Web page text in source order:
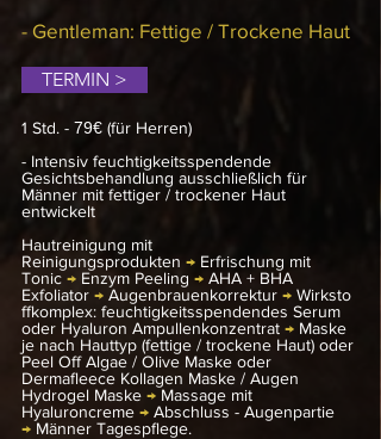
anfühlen. Mit zunehmendem Alter verringert
sich die Produktion von Kollagen und Elastin,
Eine gezielte Pflege, die reich an
Feuchtigkeit und Nährstoffen ist, kann
helfen, das Erscheinungsbild reifer Haut zu
verbessern und ihr ein strahlenderes,
jugendlicheres Aussehen zu verleihen.
Die Behandlung beinhaltet spezielle
Peelings zur Verfeinerung der Hautstruktur
Straffung der Haut sorgen und einen
strahlenden Teint fördern. Das Ergebnis ist
eine revitalisierte, jugendlich aussehende
Haut, die sich weich und geschmeidig
anfühlt. Gönnen Sie sich diese luxuriöse
Auszeit und schenken Sie Ihrer reifen Haut
die besondere Pflege, die sie benötigt!
- Gentleman: Fettige / Trockene Haut
TERMIN >
1 Std. - 79€ (für Herren)
- Intensiv feuchtigkeitsspendende
Gesichtsbehandlung ausschließlich für
Männer mit fettiger / trockener Haut
entwickelt
Hautreinigung mit
Reinigungsprodukten → Erfrischung mit
Tonic → Enzym Peeling → AHA + BHA
Exfoliator → Augenbrauenkorrektur → Wirksto
ffkomplex: feuchtigkeitsspendendes Serum
oder Hyaluron Ampullenkonzentrat → Maske
je nach Hauttyp (fettige / trockene Haut) oder
Peel Off Algae / Olive Maske oder
Dermafleece Kollagen Maske / Augen
Hydrogel Maske → Massage mit
Hyaluroncreme → Abschluss - Augenpartie
→ Männer Tagespflege.